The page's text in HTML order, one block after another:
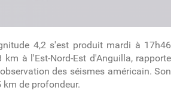
4,2 s'est produit mardi à 17h46
km à l'Est-Nord-Est d'Anguilla, rapporte
des séismes américain. Son
de profondeur.